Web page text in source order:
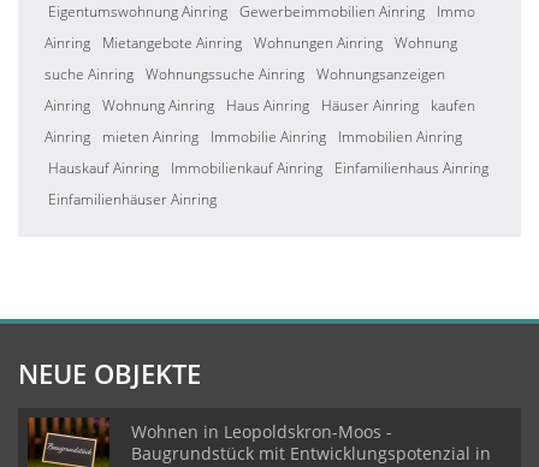
Eigentumswohnung Ainring Gewerbeimmobilien Ainring
Immo
Ainring
Mietangebote Ainring Wohnungen Ainring Wohnung
suche Ainring Wohnungssuche Ainring Wohnungsanzeigen
Ainring Wohnung Ainring Haus Ainring Häuser Ainring
kaufen
Ainring
mieten Ainring Immobilie Ainring
Immobilien Ainring
Hauskauf Ainring
Immobilienkauf Ainring
Einfamilienhaus Ainring
Einfamilienhäuser Ainring
NEUE OBJEKTE
Wohnen in Leopoldskron-Moos -
Baugrundstück mit Entwicklungspotenzial in